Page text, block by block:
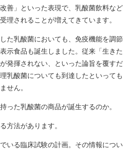
善」といった表現で、乳酸菌飲料など
理されることが増えてきています。
た乳酸菌においても、免疫機能を調節
示食品も誕生しました。従来 「生きた
発揮されない、といった論旨を覆すだ
乳酸菌についても到達したといっても
せん。
った乳酸菌の商品が誕生するのか。
方法があります。
いる臨床試験の計画。その情報につい